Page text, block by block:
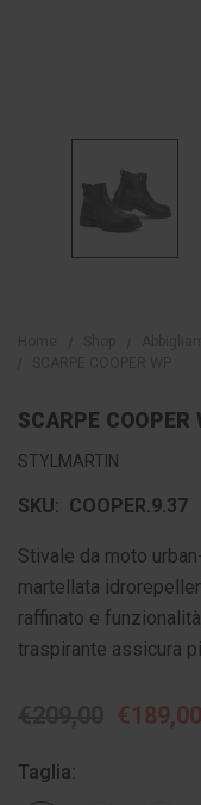
SCARPE COOPER
STYLMARTIN
SKU: COOPER.9.37
Stivale da moto
martellata
raffinato e
traspirante assicura
€189,00
Taglia: